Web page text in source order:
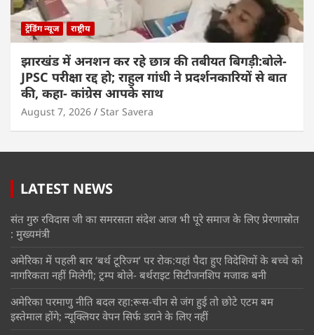
ट्रेंडिंग न्यूज राष्ट्रीय
झारखंड में अनशन कर रहे छात्र की तबीयत बिगड़ी:बोले-
JPSC परीक्षा रद्द हो; राहुल गांधी ने प्रदर्शनकारियों से बात
की, कहा- कांग्रेस आपके साथ
August 7, 2026 Star Savera
LATEST NEWS
संत गुरु रविदास जी का समरसता संदेश आज भी पूरे समाज के लिए प्रेरणास्रोत
: मुख्यमंत्री
अमेरिका में पहली बार ‘बर्थ टूरिज्म’ पर रोक:यहां पैदा हुए विदेशियों के बच्चे को
नागरिकता नहीं मिलेगी; ट्रम्प बोले- बर्थराइट सिटीजनशिप मजाक बनी
अमेरिका परमाणु नीति बदल रहा:रूस-चीन से जंग हुई तो छोटे एटम बम
इस्तेमाल होंगे; न्यूक्लियर वेपन सिर्फ डराने के लिए नहीं